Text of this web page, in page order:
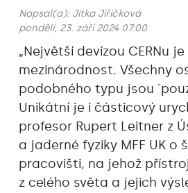
Napsal(a): Jitka Jiřičková
pondělí, 23. září 2024 07:00
„Největší devízou CERNu
mezinárodnost. Všechny
podobného typu jsou
Unikátní je i částicový
profesor Rupert Leitner z
a jaderné fyziky MFF UK o
pracovišti, na jehož
z celého světa a jejich